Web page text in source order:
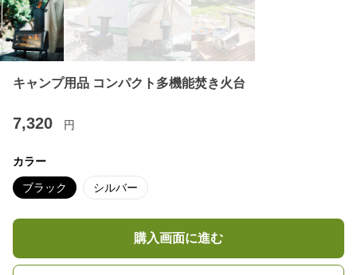
キャンプ用品 コンパクト多機能焚き火台
7,320 円
カラー
ブラック シルバー
購入画面に進む